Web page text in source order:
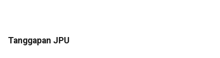
Tanggapan JPU